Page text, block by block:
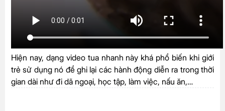
Hiện nay, dạng video tua nhanh này khá phổ biến khi giới
trẻ sử dụng nó để ghi lại các hành động diễn ra trong thời
gian dài như đi dã ngoại, học tập, làm việc, nấu ăn,…